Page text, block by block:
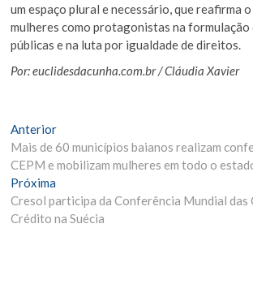
um espaço plural e necessário, que reafirma
mulheres como protagonistas na formulação
públicas e na luta por igualdade de direitos.
Por: euclidesdacunha.com.br / Cláudia Xavier
Navegação
de
Post
AnteriorMatéria
Anterior:
Mais de 60 municípios baianos realizam
CEPM e mobilizam mulheres em todo o
Próxima
Materia:
Cresol participa da Conferência Mundial das
Crédito na Suécia